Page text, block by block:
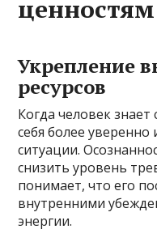
ценностям
Укрепление
ресурсов
Когда человек знает
себя более
ситуации.
снизить уровень
понимает, что его
внутренними
энергии.